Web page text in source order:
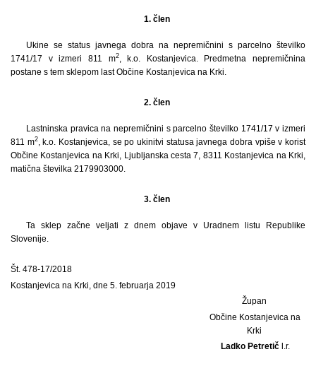
1. člen
Ukine se status javnega dobra na nepremičnini s parcelno številko
1741/17 v izmeri 811 m2, k.o. Kostanjevica. Predmetna nepremičnina
postane s tem sklepom last Občine Kostanjevica na Krki.
2. člen
Lastninska pravica na nepremičnini s parcelno številko 1741/17 v izmeri
811 m2, k.o. Kostanjevica, se po ukinitvi statusa javnega dobra vpiše v korist
Občine Kostanjevica na Krki, Ljubljanska cesta 7, 8311 Kostanjevica na Krki,
matična številka 2179903000.
3. člen
Ta sklep začne veljati z dnem objave v Uradnem listu Republike
Slovenije.
Št. 478-17/2018
Kostanjevica na Krki, dne 5. februarja 2019
Župan
Občine Kostanjevica na
Krki
Ladko Petretičl.r.